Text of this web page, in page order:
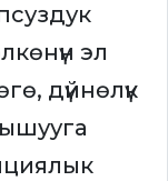
эл
дүйнөлүк